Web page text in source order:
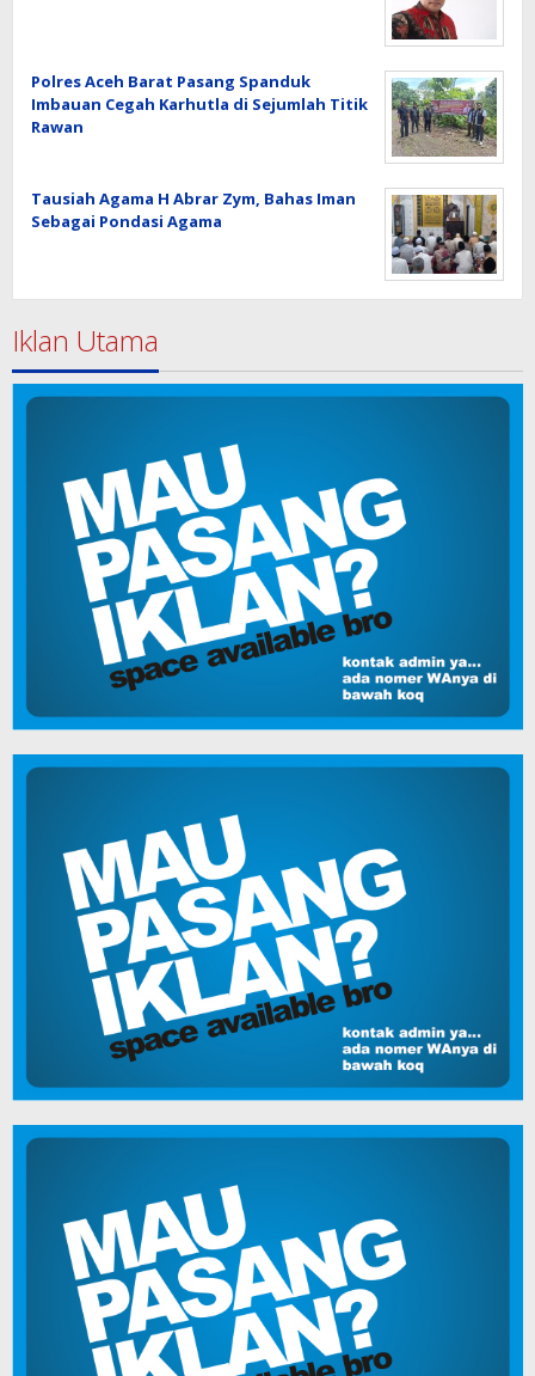
Polres Aceh Barat Pasang Spanduk
Imbauan Cegah Karhutla di Sejumlah Titik
Rawan
Tausiah Agama H Abrar Zym, Bahas Iman
Sebagai Pondasi Agama
Iklan Utama